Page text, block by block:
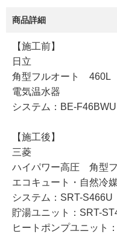
商品詳細
【施工前】
日立
角型フルオート 460L
電気温水器
システム：BE-F46BWU
【施工後】
三菱
ハイパワー高圧 角型
エコキュート・自然冷
システム：SRT-S466U
貯湯ユニット：SRT-
ヒートポンプユニット